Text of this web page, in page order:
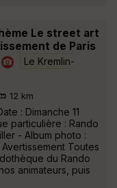
Le street art
de Paris
Le Kremlin-
12 km
: Dimanche 11
particulière : Rando
- Album photo :
Toutes
du Rando
animateurs, puis